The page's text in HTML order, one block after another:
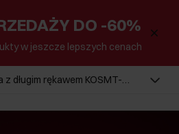
DO -60%
w jeszcze lepszych cenach
długim rękawem KOSMT-